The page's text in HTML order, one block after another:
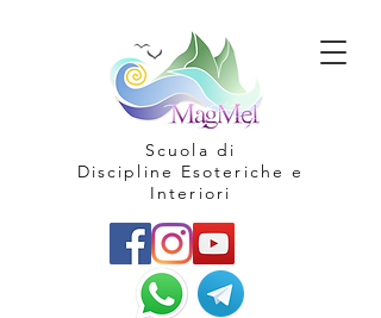
Scuola di
Discipline Esoteriche e
Interiori